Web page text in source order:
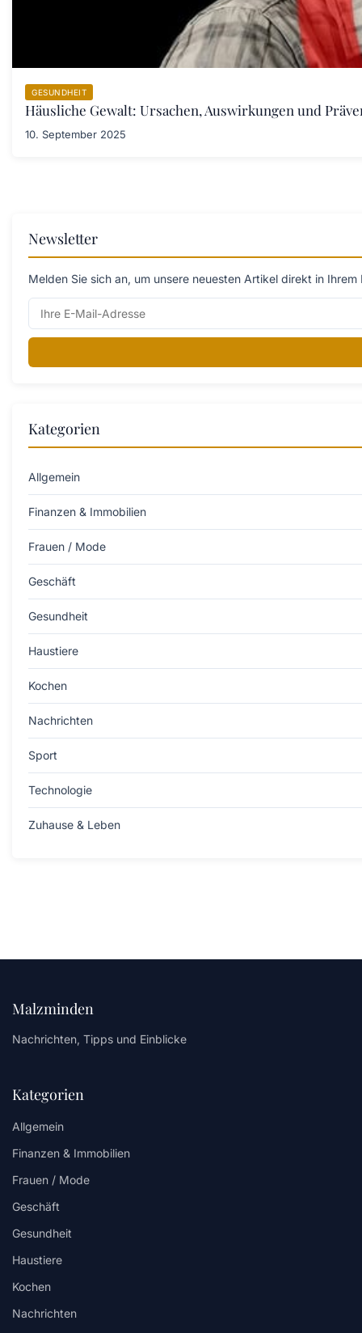
GESUNDHEIT
Häusliche Gewalt: Ursachen, Auswirkungen und
10. September 2025
Newsletter
Melden Sie sich an, um unsere neuesten Artikel direkt in
Kategorien
Allgemein
Finanzen & Immobilien
Frauen / Mode
Geschäft
Gesundheit
Haustiere
Kochen
Nachrichten
Sport
Technologie
Zuhause & Leben
Malzminden
Nachrichten, Tipps und Einblicke
Kategorien
Allgemein
Finanzen & Immobilien
Frauen / Mode
Geschäft
Gesundheit
Haustiere
Kochen
Nachrichten